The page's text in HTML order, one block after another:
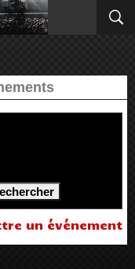
un événement